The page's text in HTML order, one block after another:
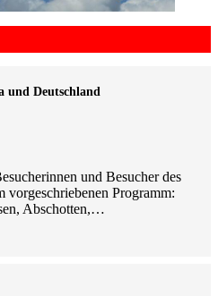
und Deutschland
und Besucher des
Programm:
Abschotten,…